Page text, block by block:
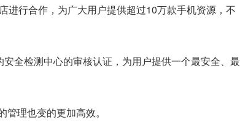
进行合作，为广大用户提供超过10万款手机资源，不
全检测中心的审核认证，为用户提供一个最安全、最
理也变的更加高效。